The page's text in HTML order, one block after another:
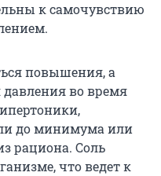
к самочувствию
повышения, а
во время
до минимума или
рациона. Соль
что ведет к